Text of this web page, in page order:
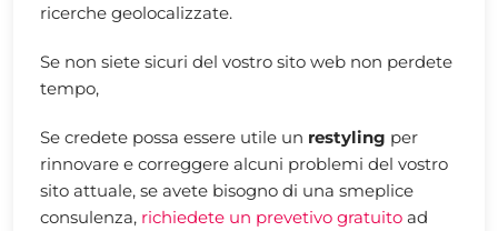
ricerche geolocalizzate.
Se non siete sicuri del vostro sito web non perdete
tempo,
Se credete possa essere utile un restyling per
rinnovare e correggere alcuni problemi del vostro
sito attuale, se avete bisogno di una smeplice
consulenza, richiedete un prevetivo gratuito ad